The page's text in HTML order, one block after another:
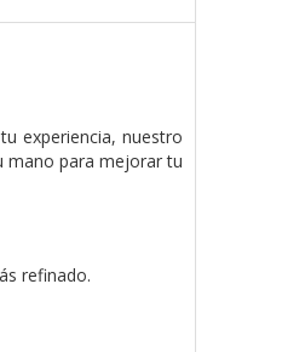
experiencia, nuestro
mano para mejorar tu
refinado.